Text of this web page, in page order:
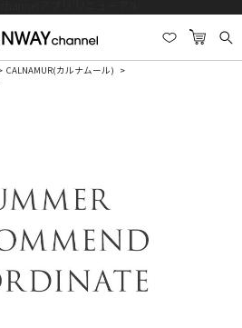
CALNAMUR(カルナムール)